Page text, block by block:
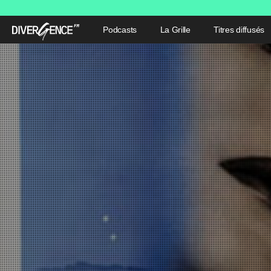
Podcasts La Grille Titres diffusés